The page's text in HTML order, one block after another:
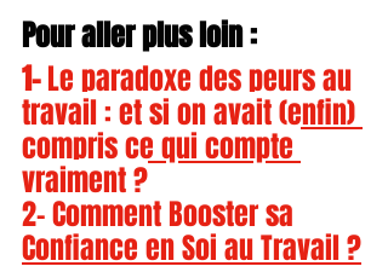
Pour aller plus loin :
1- Le paradoxe des peurs au
travail : et si on avait (enfin)
compris ce qui compte
vraiment ?
2- Comment Booster sa
Confiance en Soi au Travail ?